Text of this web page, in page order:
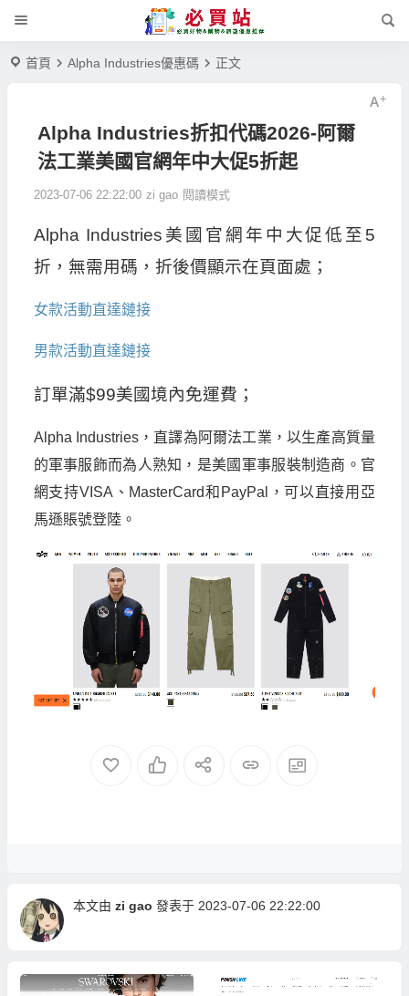
首頁 Alpha Industries優惠碼 正文
Alpha Industries折扣代碼2026-阿爾
法工業美國官網年中大促5折起
2023-07-06 22:22:00 zi gao 閱讀模式
Alpha Industries美國官網年中大促低至5
折，無需用碼，折後價顯示在頁面處；
女款活動直達鏈接
男款活動直達鏈接
訂單滿$99美國境內免運費；
Alpha Industries，直譯為阿爾法工業，以生產高質量
的軍事服飾而為人熟知，是美國軍事服裝制造商。官
網支持VISA、MasterCard和PayPal，可以直接用亞
馬遜賬號登陸。
本文由 zi gao 發表于 2023-07-06 22:22:00